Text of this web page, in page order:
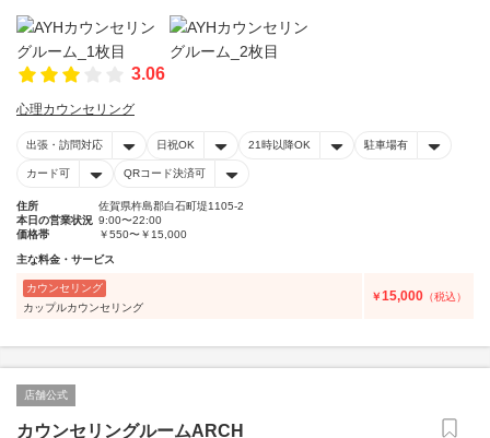
3.06
心理カウンセリング
出張・訪問対応 日祝OK 21時以降OK 駐車場有
カード可 QRコード決済可
住所
佐賀県杵島郡白石町堤1105-2
本日の営業状況 9:00〜22:00
価格帯
￥550〜￥15,000
主な料金・サービス
カウンセリング
カップルカウンセリング
￥15,000 （税込）
店舗公式
カウンセリングルームARCH